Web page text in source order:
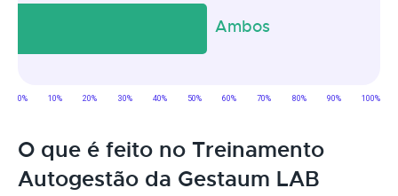
O que é feito no Treinamento
Autogestão da Gestaum LAB